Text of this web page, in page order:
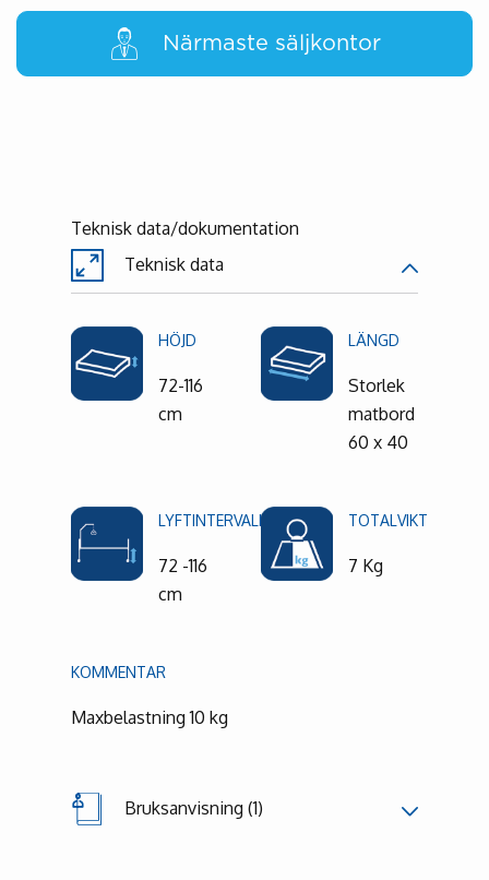
Närmaste säljkontor
Teknisk data/dokumentation
Teknisk data
HÖJD
72-116
cm
LÄNGD
Storlek
matbord
60 x 40
LYFTINTERVALL
72 -116
cm
TOTALVIKT
7 Kg
KOMMENTAR
Maxbelastning 10 kg
Bruksanvisning (1)